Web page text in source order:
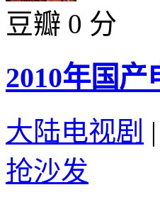
豆瓣 0 分
2010年国
大陆电视剧 |
抢沙发